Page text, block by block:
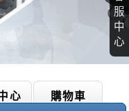
服
中
心
心 購物車